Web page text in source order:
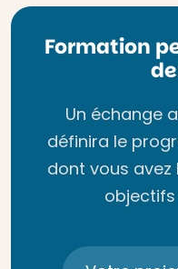
Formation
Un échange
définira le
dont vous avez